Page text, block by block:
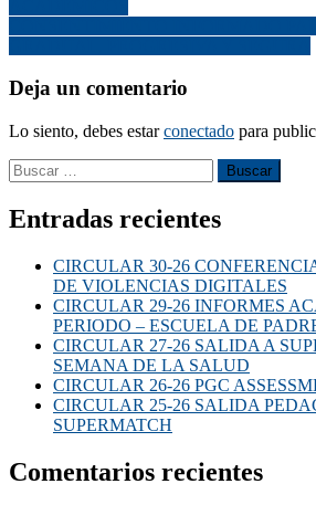
Deja un comentario
Lo siento, debes estarconectado para
Entradas recientes
CIRCULAR 30-26
DE VIOLENCIAS DIGITALES
CIRCULAR 29-26 INFORMES
PERIODO – ESCUELA DE
CIRCULAR 27-26 SALIDA A
SEMANA DE LA SALUD
CIRCULAR 26-26 PGC
CIRCULAR 25-26 SALIDA
SUPERMATCH
Comentarios recientes